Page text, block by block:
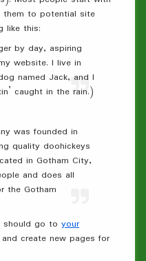
them to potential site
like this:
by day, aspiring
website. I live in
named Jack, and I
caught in the rain.)
was founded in
quality doohickeys
in Gotham City,
and does all
the Gotham
should go to your
create new pages for